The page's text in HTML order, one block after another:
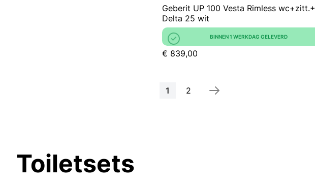
Geberit UP 100 Vesta Rimless wc+zitt.+
Delta 25 wit
BINNEN 1 WERKDAG GELEVERD
€ 839,00
Pagina
U lees momenteel pagina
1 Pagina
2
Toiletsets